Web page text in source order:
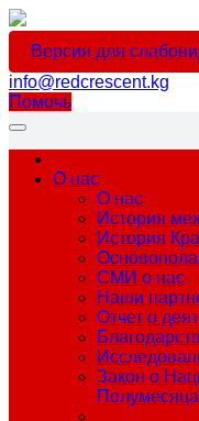
Версия для
info@redcrescent.kg
Помочь
О нас
О нас
История
История
СМИ о нас
Наши
Отчет о
Закон о